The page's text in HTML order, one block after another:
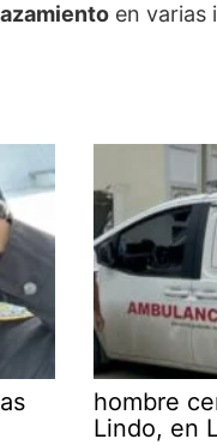
en varias
hombre
Lindo, en